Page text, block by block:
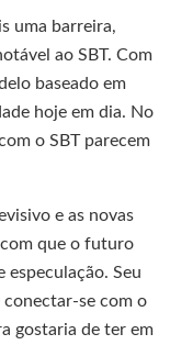
uma barreira,
ao SBT. Com
baseado em
hoje em dia. No
o SBT parecem
e as novas
que o futuro
Seu
se com o
gostaria de ter em